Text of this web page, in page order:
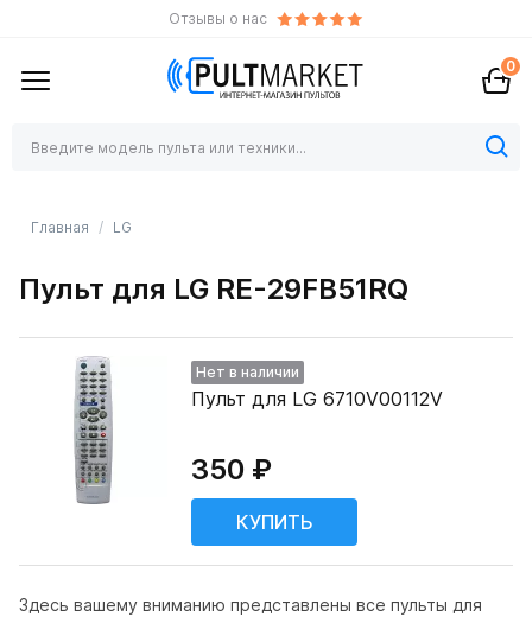
Отзывы о нас
0
Главная LG
Пульт для LG RE-29FB51RQ
Здесь вашему вниманию представлены все пульты для
Нет в наличии
Пульт для LG 6710V00112V
350 ₽